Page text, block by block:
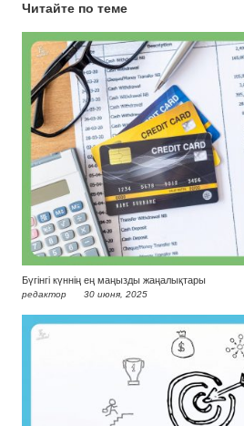
Читайте по теме
Бүгінгі күннің ең маңызды жаңалықтары
редактор 30 июня, 2025